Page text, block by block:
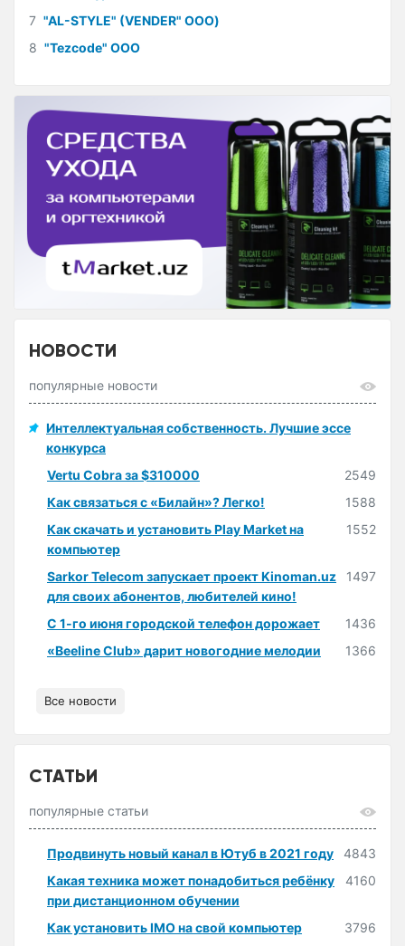
7 "AL-STYLE" (VENDER" ООО)
8 "Tezcode" ООО
НОВОСТИ
популярные новости
Интеллектуальная собственность. Лучшие эссе
конкурса
Vertu Cobra за $310000
2549
Как связаться с «Билайн»? Легко!
1588
Как скачать и установить Play Market на
компьютер
1552
Sarkor Telecom запускает проект Kinoman.uz
для своих абонентов, любителей кино!
1497
С 1-го июня городской телефон дорожает
1436
«Beeline Club» дарит новогодние мелодии
1366
Все новости
СТАТЬИ
популярные статьи
Продвинуть новый канал в Ютуб в 2021 году
4843
Какая техника может понадобиться ребёнку
при дистанционном обучении
4160
Как установить IMO на свой компьютер
3796